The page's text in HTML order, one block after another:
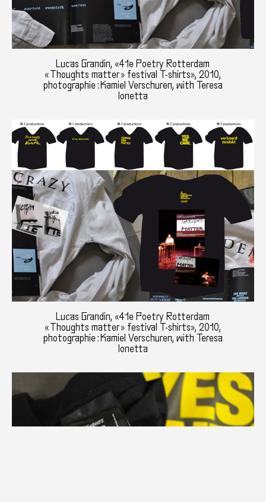
Lucas Grandin, «41e Poetry Rotterdam
« Thoughts matter » festival T-shirts», 2010,
photographie : Kamiel Verschuren, with Teresa
Ionetta
Lucas Grandin, «41e Poetry Rotterdam
« Thoughts matter » festival T-shirts», 2010,
photographie : Kamiel Verschuren, with Teresa
Ionetta